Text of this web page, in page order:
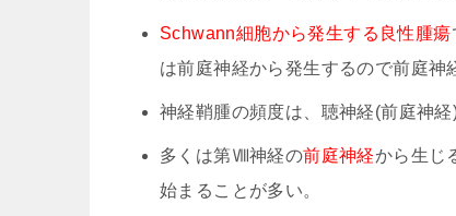
Schwann細胞から発生する良性腫瘍
は前庭神経から発生するので前庭神
神経鞘腫の頻度は、聴神経(前庭神
多くは第Ⅷ神経の前庭神経から生じ
始まることが多い。